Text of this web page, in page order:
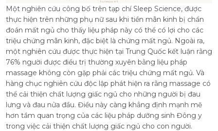
Một nghiên cứu công bố trên tạp chí Sleep Science, được
thực hiện trên những phụ nữ sau khi tiền mãn kinh bị chẩn
đoán mất ngủ cho thấy liệu pháp này có thể có lợi cho các
triệu chứng mãn kinh, đặc biệt là chứng mất ngủ. Ngoài ra,
một nghiên cứu được thực hiện tại Trung Quốc kết luận rằng
76% người được điều trị thường xuyên bằng liệu pháp
massage không còn gặp phải các triệu chứng mất ngủ. Và
hàng chục nghiên cứu độc lập phát hiện ra rằng massage có
thể cải thiện chất lượng giấc ngủ cho những người bị đau
lưng và đau nửa đầu. Điều này càng khẳng định mạnh mẽ
hơn tầm quan trọng của các liệu pháp dưỡng sinh Đông y
trong việc cải thiện chất lượng giấc ngủ cho con người.